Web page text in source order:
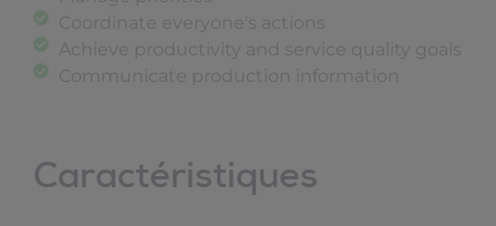
Coordinate everyone's actions
Achieve productivity and service quality goals
Communicate production information
Caractéristiques